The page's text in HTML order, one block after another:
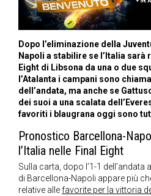
Dopo l’eliminazione della
Napoli a stabilire se l’Italia sarà
Eight di Libsona da una o due
l’Atalanta i campani sono
dell’andata, ma anche se
dei suoi a una scalata
favoriti i blaugrana oggi sono
Pronostico Barcellona-
l’Italia nelle Final Eight
Sulla carta, dopo l’1-1
di Barcellona-Napoli appare più
relative allefavorite per la vittoria